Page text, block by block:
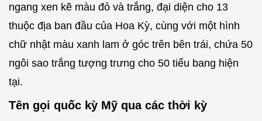
ngang xen kẽ màu đỏ và trắng, đại diện cho 13
thuộc địa ban đầu của Hoa Kỳ, cùng với một hình
chữ nhật màu xanh lam ở góc trên bên trái, chứa 50
ngôi sao trắng tượng trưng cho 50 tiểu bang hiện
tại.
Tên gọi quốc kỳ Mỹ qua các thời kỳ